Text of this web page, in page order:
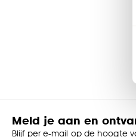
Meld je aan en
Blijf per e-mail op de hoogte